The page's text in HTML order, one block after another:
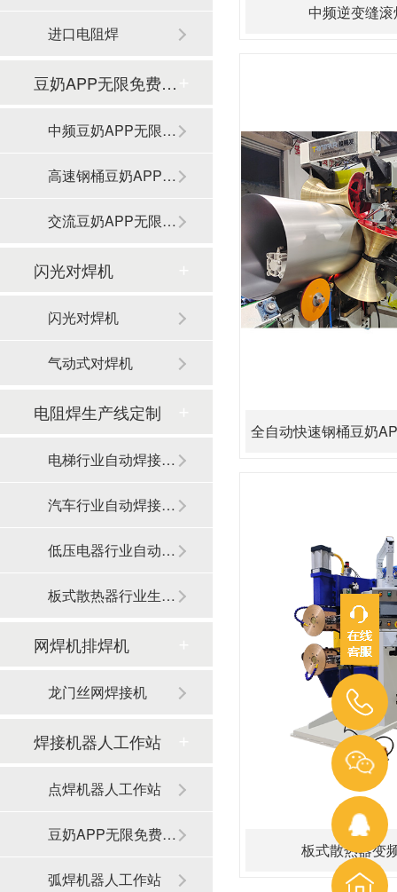
中频逆变缝
全自动快速钢桶豆奶
板式散热器变
进口电阻焊
豆奶APP无限免费观看滚焊机
中频豆奶APP无限免费观看
高速钢桶豆奶APP无限免费观看
交流豆奶APP无限免费观看
闪光对焊机
闪光对焊机
气动式对焊机
电阻焊生产线定制
电梯行业自动焊接生产线
汽车行业自动焊接生产线
低压电器行业自动焊接生产线
板式散热器行业生产线
网焊机排焊机
龙门丝网焊接机
焊接机器人工作站
点焊机器人工作站
豆奶APP无限免费观看器人工作站
弧焊机器人工作站